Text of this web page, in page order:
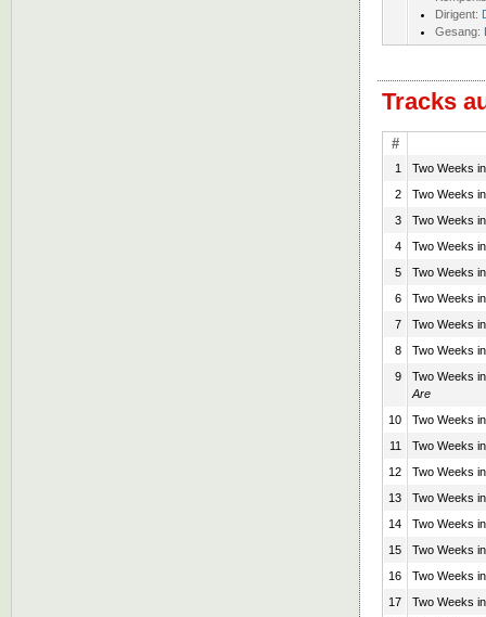
Dirigent:
Gesang:
Tracks
#
1
Two Weeks
2
Two Weeks
3
Two Weeks
4
Two Weeks
5
Two Weeks
6
Two Weeks
7
Two Weeks
8
Two Weeks
9
Two Weeks
Are
10
Two Weeks
11
Two Weeks
12
Two Weeks
13
Two Weeks
14
Two Weeks
15
Two Weeks
16
Two Weeks
17
Two Weeks